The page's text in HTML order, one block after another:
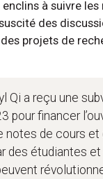
à suivre
des
projets de
Qi a reçu une
pour financer
notes de cours
des étudiantes